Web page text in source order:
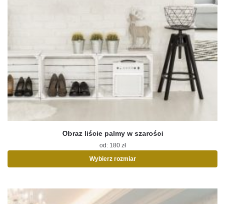
Obraz liście palmy w szarości
od: 180 zł
Wybierz rozmiar
wiele